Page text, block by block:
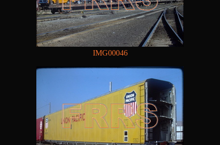
IMG00046